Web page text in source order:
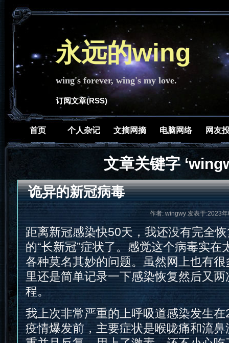
永远的wing
wing's forever, wing's my love.
订阅文章(RSS)
首页 个人杂记 文摘网摘 电脑网络 网友
文章关键字
诡异的新冠病毒
作者: wingwy 发表于:2023
距离新冠感染快50天，我还没有完全
的“长新冠”症状了。感觉这个病毒实在
各种莫名其妙的问题。虽然网上也有
里还是简单记录一下感染恢复然后又
程。
我上次非常严重的上呼吸道感染发生
疫情爆发前，主要症状是喉咙痛和流